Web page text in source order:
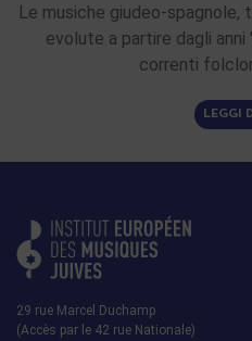
Le musiche giudeo-spagnole,
evolute a partire dagli
correnti
LEGGI
29 rue Marcel Duchamp
(Accès par le 42 rue Nationale)